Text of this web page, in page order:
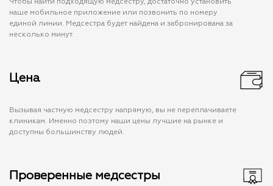
Чтобы найти подходящую медсестру, достаточно установить
наше мобильное приложение или позвонить по номеру
единой линии. Медсестра будет найдена и забронирована за
несколько минут.
Цена
Вызывая частную медсестру напрямую, вы не переплачиваете
клиникам. Именно поэтому наши цены лучшие на рынке и
доступны большинству людей.
Проверенные медсестры